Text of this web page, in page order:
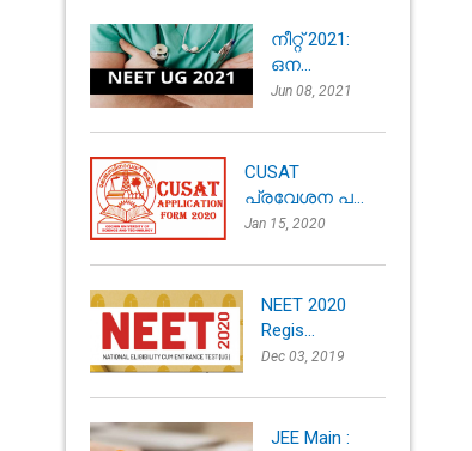
നീറ്റ് 2021:
ഒന...
Jun 08, 2021
CUSAT
പ്രവേശന പ...
Jan 15, 2020
NEET 2020
Regis...
Dec 03, 2019
JEE Main :